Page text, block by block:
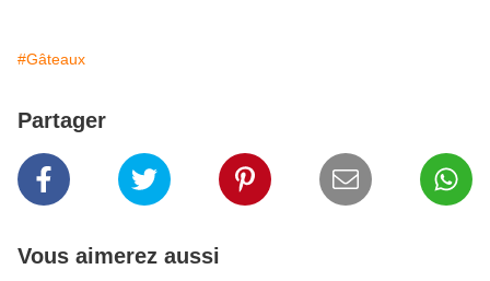
#Gâteaux
Partager
Vous aimerez aussi